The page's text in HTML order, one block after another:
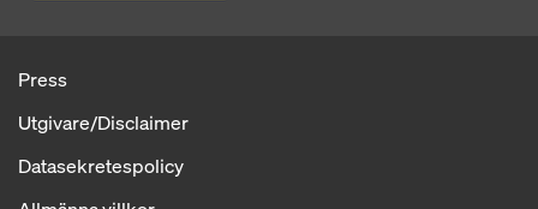
Press
Utgivare/Disclaimer
Datasekretespolicy